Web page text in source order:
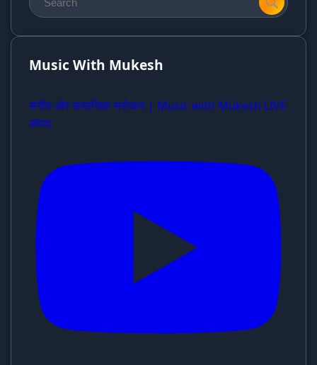
Music With Mukesh
संगीत और सामाजिक सरोकार | Music with Mukesh LIVE
संवाद